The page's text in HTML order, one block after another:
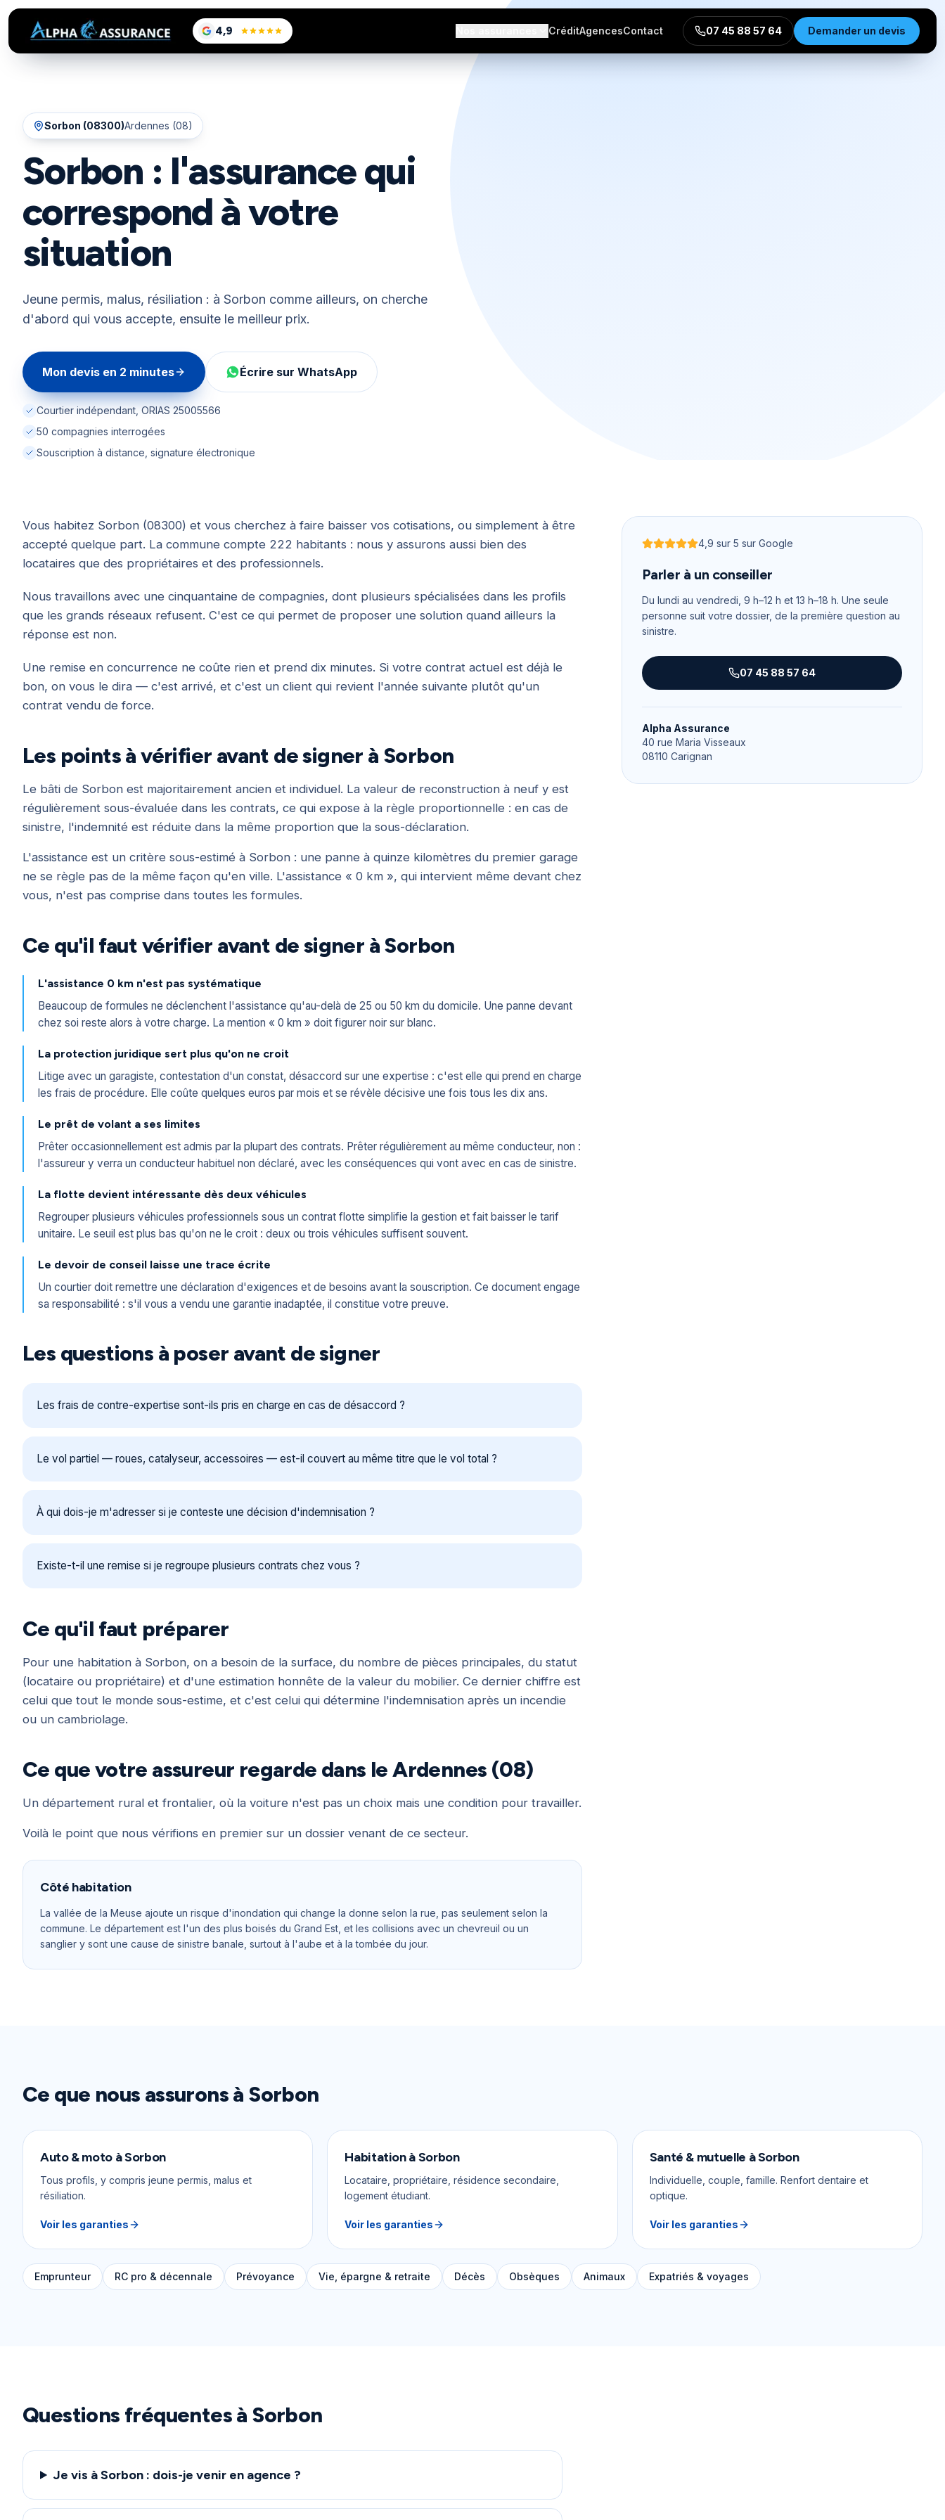
4,9
sur Google, voir les avis CréditAgencesContact 07 45 88 57 64 Demander un devis
Sorbon (08300)Ardennes (08)
Sorbon : l'assurance qui
correspond à votre
situation
Jeune permis, malus, résiliation : à Sorbon comme ailleurs, on cherche
d'abord qui vous accepte, ensuite le meilleur prix.
Mon devis en 2 minutes Écrire sur WhatsApp
Courtier indépendant, ORIAS 25005566
50 compagnies interrogées
Souscription à distance, signature électronique
Vous habitez Sorbon (08300) et vous cherchez à faire baisser vos cotisations, ou simplement à être
accepté quelque part. La commune compte 222 habitants : nous y assurons aussi bien des
locataires que des propriétaires et des professionnels.
Nous travaillons avec une cinquantaine de compagnies, dont plusieurs spécialisées dans les profils
que les grands réseaux refusent. C'est ce qui permet de proposer une solution quand ailleurs la
réponse est non.
Une remise en concurrence ne coûte rien et prend dix minutes. Si votre contrat actuel est déjà le
bon, on vous le dira — c'est arrivé, et c'est un client qui revient l'année suivante plutôt qu'un
contrat vendu de force.
Les points à vérifier avant de signer à Sorbon
Le bâti de Sorbon est majoritairement ancien et individuel. La valeur de reconstruction à neuf y est
régulièrement sous-évaluée dans les contrats, ce qui expose à la règle proportionnelle : en cas de
sinistre, l'indemnité est réduite dans la même proportion que la sous-déclaration.
L'assistance est un critère sous-estimé à Sorbon : une panne à quinze kilomètres du premier garage
ne se règle pas de la même façon qu'en ville. L'assistance « 0 km », qui intervient même devant chez
vous, n'est pas comprise dans toutes les formules.
Ce qu'il faut vérifier avant de signer à Sorbon
L'assistance 0 km n'est pas systématique
Beaucoup de formules ne déclenchent l'assistance qu'au-delà de 25 ou 50 km du domicile. Une panne devant
chez soi reste alors à votre charge. La mention « 0 km » doit figurer noir sur blanc.
La protection juridique sert plus qu'on ne croit
Litige avec un garagiste, contestation d'un constat, désaccord sur une expertise : c'est elle qui prend en charge
les frais de procédure. Elle coûte quelques euros par mois et se révèle décisive une fois tous les dix ans.
Le prêt de volant a ses limites
Prêter occasionnellement est admis par la plupart des contrats. Prêter régulièrement au même conducteur, non :
l'assureur y verra un conducteur habituel non déclaré, avec les conséquences qui vont avec en cas de sinistre.
La flotte devient intéressante dès deux véhicules
Regrouper plusieurs véhicules professionnels sous un contrat flotte simplifie la gestion et fait baisser le tarif
unitaire. Le seuil est plus bas qu'on ne le croit : deux ou trois véhicules suffisent souvent.
Le devoir de conseil laisse une trace écrite
Un courtier doit remettre une déclaration d'exigences et de besoins avant la souscription. Ce document engage
sa responsabilité : s'il vous a vendu une garantie inadaptée, il constitue votre preuve.
Les questions à poser avant de signer
Les frais de contre-expertise sont-ils pris en charge en cas de désaccord ?
Le vol partiel — roues, catalyseur, accessoires — est-il couvert au même titre que le vol total ?
À qui dois-je m'adresser si je conteste une décision d'indemnisation ?
Existe-t-il une remise si je regroupe plusieurs contrats chez vous ?
Ce qu'il faut préparer
Pour une habitation à Sorbon, on a besoin de la surface, du nombre de pièces principales, du statut
(locataire ou propriétaire) et d'une estimation honnête de la valeur du mobilier. Ce dernier chiffre est
celui que tout le monde sous-estime, et c'est celui qui détermine l'indemnisation après un incendie
ou un cambriolage.
Ce que votre assureur regarde dans le Ardennes (08)
Un département rural et frontalier, où la voiture n'est pas un choix mais une condition pour travailler.
Voilà le point que nous vérifions en premier sur un dossier venant de ce secteur.
Côté habitation
La vallée de la Meuse ajoute un risque d'inondation qui change la donne selon la rue, pas seulement selon la
commune. Le département est l'un des plus boisés du Grand Est, et les collisions avec un chevreuil ou un
sanglier y sont une cause de sinistre banale, surtout à l'aube et à la tombée du jour.
Noté4,9 sur 5
4,9 sur 5 sur Google
Parler à un conseiller
Du lundi au vendredi, 9 h–12 h et 13 h–18 h. Une seule
personne suit votre dossier, de la première question au
sinistre.
07 45 88 57 64
Alpha Assurance
40 rue Maria Visseaux
08110 Carignan
Ce que nous assurons à Sorbon
Auto & moto àSorbon
Tous profils, y compris jeune permis, malus et
résiliation.
Voir les garanties
HabitationàSorbon
Locataire, propriétaire, résidence secondaire,
logement étudiant.
Voir les garanties
Santé & mutuelle àSorbon
Individuelle, couple, famille. Renfort dentaire et
optique.
Voir les garanties
Emprunteur RC pro & décennale Prévoyance Vie, épargne & retraite Décès Obsèques Animaux Expatriés & voyages
Questions fréquentes à Sorbon
Je vis à Sorbon : dois-je venir en agence ?